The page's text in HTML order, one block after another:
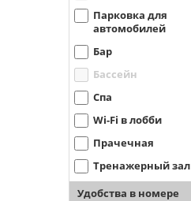
Парковка для
автомобилей
Бар
Бассейн
Спа
Wi-Fi в лобби
Прачечная
Тренажерный зал
Удобства в номере